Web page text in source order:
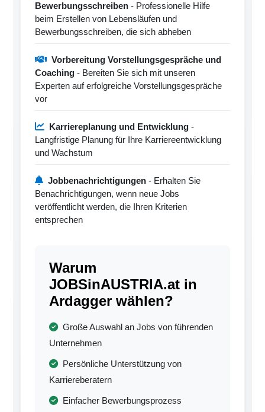
Bewerbungsschreiben - Professionelle Hilfe
beim Erstellen von Lebensläufen und
Bewerbungsschreiben, die sich abheben
Vorbereitung Vorstellungsgespräche und
Coaching - Bereiten Sie sich mit unseren
Experten auf erfolgreiche Vorstellungsgespräche
vor
Karriereplanung und Entwicklung -
Langfristige Planung für Ihre Karriereentwicklung
und Wachstum
Jobbenachrichtigungen - Erhalten Sie
Benachrichtigungen, wenn neue Jobs
veröffentlicht werden, die Ihren Kriterien
entsprechen
Warum
JOBSinAUSTRIA.at in
Ardagger wählen?
Große Auswahl an Jobs von führenden
Unternehmen
Persönliche Unterstützung von
Karriereberatern
Einfacher Bewerbungsprozess